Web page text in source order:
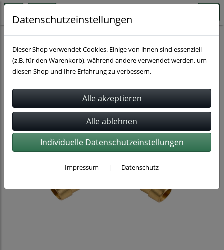
Schlauchverbindung Schlauchverbinder
Datenschutzeinstellungen
Dieser Shop verwendet Cookies. Einige von ihnen sind essenziell
(z.B. für den Warenkorb), während andere verwendet werden, um
diesen Shop und Ihre Erfahrung zu verbessern.
Individuelle Datenschutzeinstellungen
Impressum | Datenschutz